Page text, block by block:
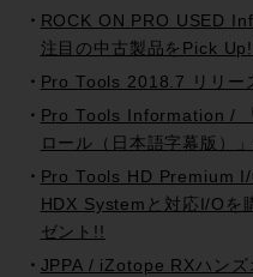
ROCK ON PRO USED
注目の中古製品をPick
Pro Tools 2018.7 リリ
Pro Tools Information /
ロール（日本語字幕版）
Pro Tools HD Premium
HDX Systemと対応I/Oを
ゼント!!
JPPA / iZotope RXハン